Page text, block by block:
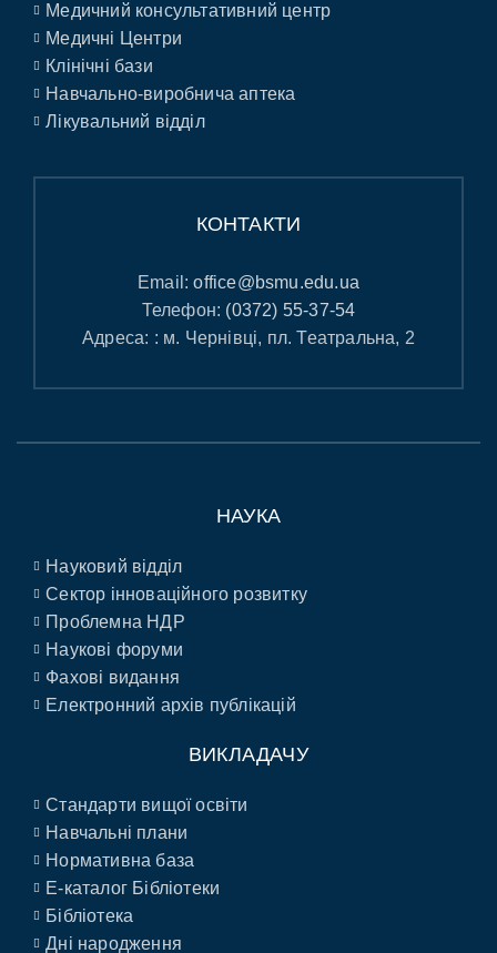
Медичний консультативний центр
Медичні Центри
Клінічні бази
Навчально-виробнича аптека
Лікувальний відділ
КОНТАКТИ
Email:office@bsmu.edu.ua
Телефон: (0372) 55-37-54
Адреса: : м. Чернівці, пл. Театральна, 2
НАУКА
Науковий відділ
Сектор інноваційного розвитку
Проблемна НДР
Наукові форуми
Фахові видання
Електронний архів публікацій
ВИКЛАДАЧУ
Стандарти вищої освіти
Навчальні плани
Нормативна база
E-каталог Бібліотеки
Бібліотека
Дні народження